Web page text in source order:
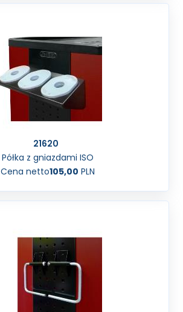
21620
Półka z gniazdami ISO
Cena netto105,00 PLN